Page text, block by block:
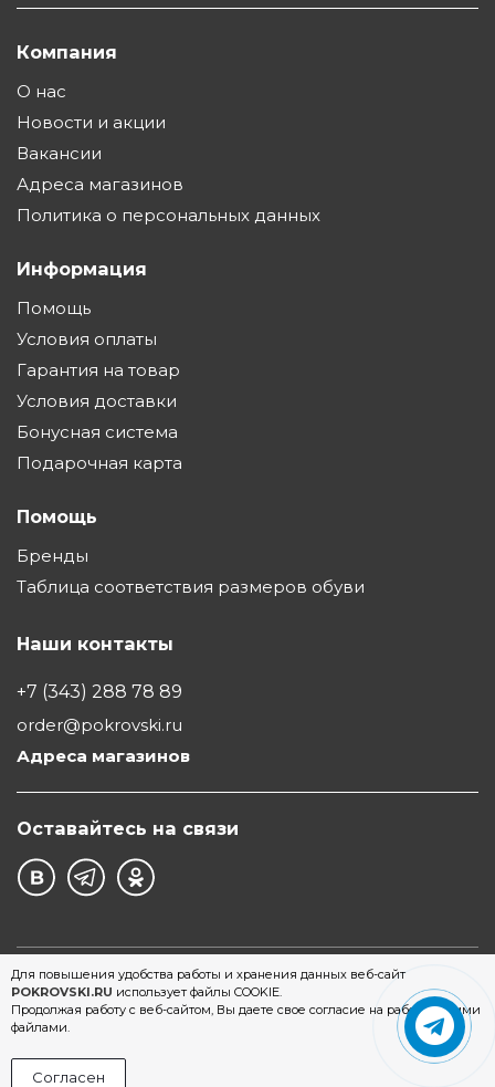
Для повышения удобства работы и хранения данных веб-сайт
POKROVSKI.RU использует файлы COOKIE.
Продолжая работу с веб-сайтом, Вы даете свое согласие на работу с этими
файлами.
Согласен
Компания
О нас
Новости и акции
Вакансии
Адреса магазинов
Политика о персональных данных
Информация
Помощь
Условия оплаты
Гарантия на товар
Условия доставки
Бонусная система
Подарочная карта
Помощь
Бренды
Таблица соответствия размеров обуви
Наши контакты
+7 (343) 288 78 89
order@pokrovski.ru
Адреса магазинов
Оставайтесь на связи
©1997 - 2026 Обувной Дом "Покровский" - сеть
магазинов обуви в Екатеринбурге